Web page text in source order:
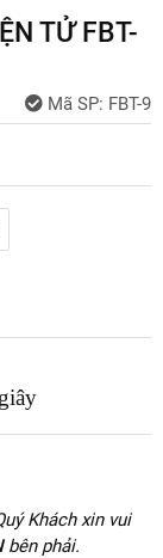
TỬ FBT-
Mã SP: FBT-9
Khách xin vui
bên phải.